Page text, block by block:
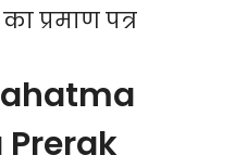
प्रमाण पत्र
Prerak